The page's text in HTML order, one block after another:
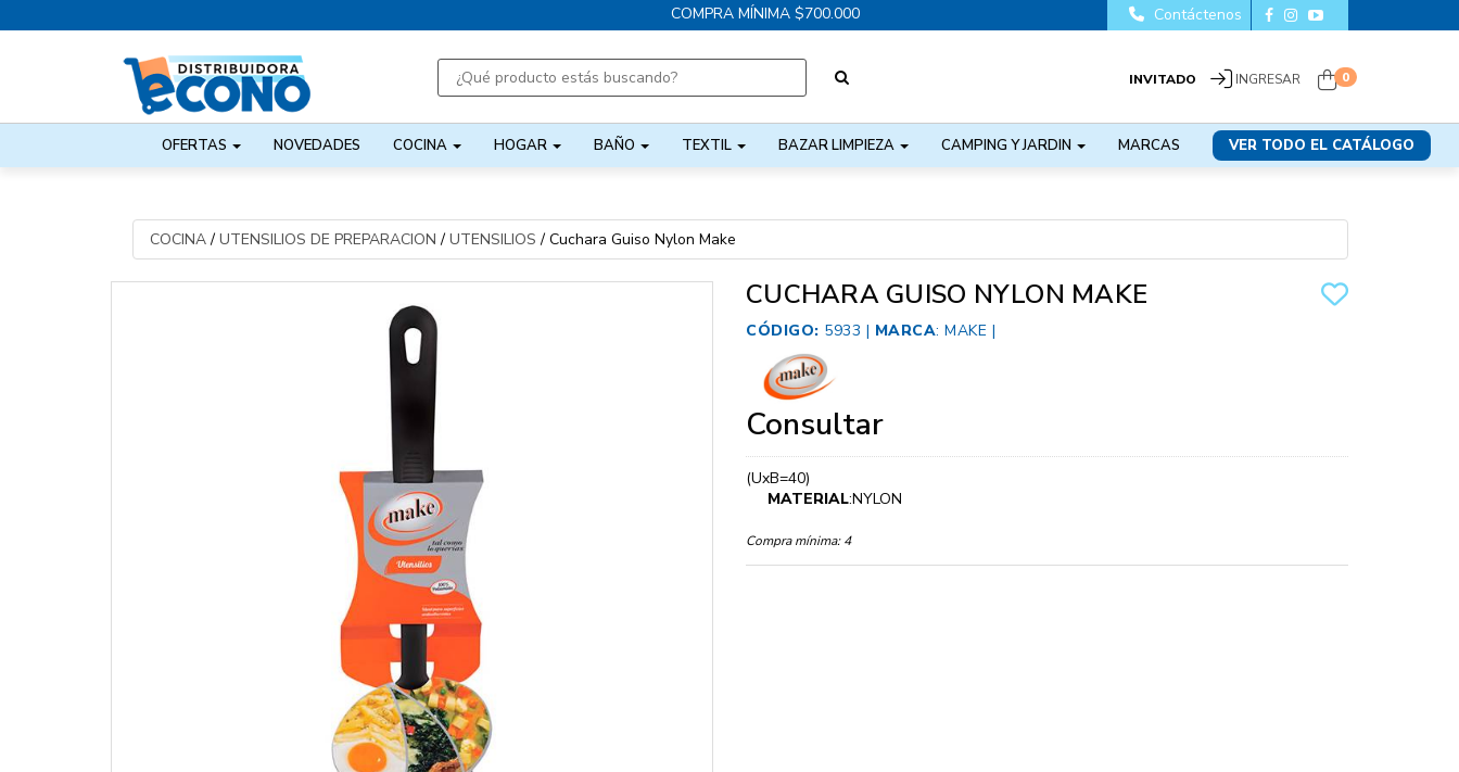
COMPRA MÍNIMA $700.000
INVITADO INGRESAR 0
OFERTAS NOVEDADES COCINA HOGAR BAÑO TEXTIL BAZAR LIMPIEZA CAMPING Y JARDIN MARCAS VER TODO EL CATÁLOGO
Contáctenos
COCINA/ UTENSILIOS DE PREPARACION / UTENSILIOS / Cuchara Guiso Nylon Make
CUCHARA GUISO NYLON MAKE
CÓDIGO: 5933 | MARCA: MAKE |
Consultar
(UxB=40)
MATERIAL:NYLON
Compra mínima: 4